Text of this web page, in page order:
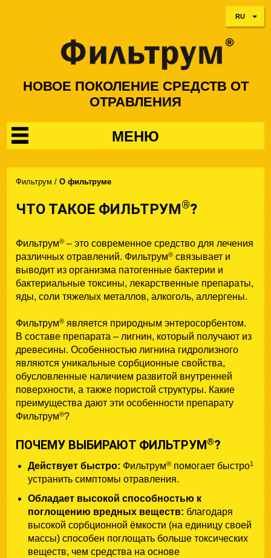
RU
НОВОЕ ПОКОЛЕНИЕ СРЕДСТВ ОТ
ОТРАВЛЕНИЯ
МЕНЮ
Фильтрум /О фильтруме
ЧТО ТАКОЕ ФИЛЬТРУМ®?
Фильтрум® – это современное средство для лечения
различных отравлений. Фильтрум® связывает и
выводит из организма патогенные бактерии и
бактериальные токсины, лекарственные препараты,
яды, соли тяжелых металлов, алкоголь, аллергены.
Фильтрум® является природным энтеросорбентом.
В составе препарата – лигнин, который получают из
древесины. Особенностью лигнина гидролизного
являются уникальные сорбционные свойства,
обусловленные наличием развитой внутренней
поверхности, а также пористой структуры. Какие
преимущества дают эти особенности препарату
Фильтрум®?
ПОЧЕМУ ВЫБИРАЮТ ФИЛЬТРУМ®?
Действует быстро: Фильтрум® помогает быстро1
устранить симптомы отравления.
Обладает высокой способностью к
поглощению вредных веществ: благодаря
высокой сорбционной ёмкости (на единицу своей
массы) способен поглощать больше токсических
веществ, чем средства на основе